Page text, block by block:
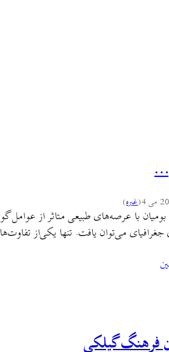
4
(غىره)
با عرصه‌های طبیعی متاثر از
جغرافیای می‌توان یافت. تنها یکی‌از
فرهنگ گیلکی